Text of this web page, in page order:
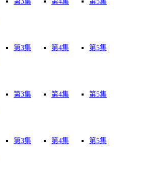
第3集 第4集
第5集
第3集 第4集
第5集
第3集 第4集
第5集